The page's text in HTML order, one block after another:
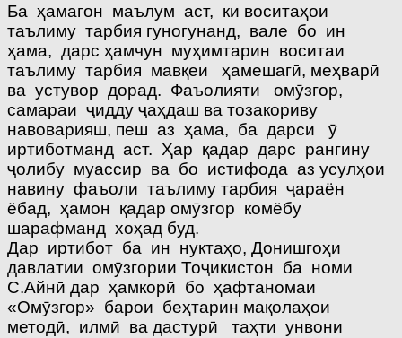
Ба ҳамагон маълум аст, ки воситаҳои
таълиму тарбия гуногунанд, вале бо ин
ҳама, дарс ҳамчун муҳимтарин воситаи
таълиму тарбия мавқеи ҳамешагӣ, меҳварӣ
ва устувор дорад. Фаъолияти омӯзгор,
самараи ҷидду ҷаҳдаш ва тозакориву
навоварияш, пеш аз ҳама, ба дарси ӯ
иртиботманд аст. Ҳар қадар дарс рангину
ҷолибу муассир ва бо истифода аз усулҳои
навину фаъоли таълиму тарбия ҷараён
ёбад, ҳамон қадар омӯзгор комёбу
шарафманд хоҳад буд.
Дар иртибот ба ин нуктаҳо, Донишгоҳи
давлатии омӯзгории Тоҷикистон ба номи
С.Айнӣ дар ҳамкорӣ бо ҳафтаномаи
«Омӯзгор» барои беҳтарин мақолаҳои
методӣ, илмӣ ва дастурӣ таҳти унвони